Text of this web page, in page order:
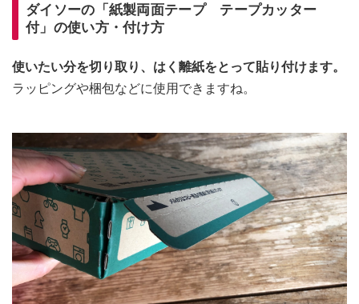
ダイソーの「紙製両面テープ テープカッター
付」の使い方・付け方
使いたい分を切り取り、はく離紙をとって貼り付けます。
ラッピングや梱包などに使用できますね。